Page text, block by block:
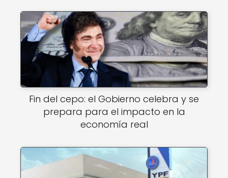
Fin del cepo: el Gobierno celebra y se
prepara para el impacto en la
economía real